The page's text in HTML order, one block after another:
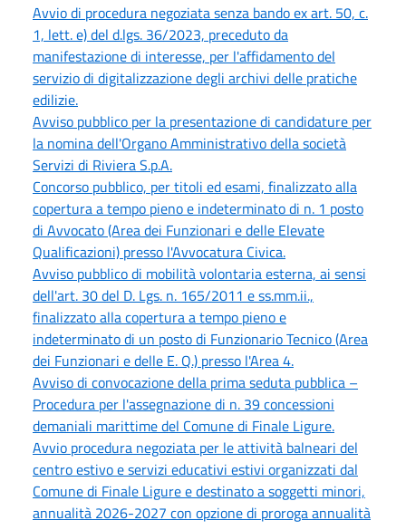
Avvio di procedura negoziata senza bando ex art. 50, c.
1, lett. e) del d.lgs. 36/2023, preceduto da
manifestazione di interesse, per l'affidamento del
servizio di digitalizzazione degli archivi delle pratiche
edilizie.
Avviso pubblico per la presentazione di candidature per
la nomina dell'Organo Amministrativo della società
Servizi di Riviera S.p.A.
Concorso pubblico, per titoli ed esami, finalizzato alla
copertura a tempo pieno e indeterminato di n. 1 posto
di Avvocato (Area dei Funzionari e delle Elevate
Qualificazioni) presso l'Avvocatura Civica.
Avviso pubblico di mobilità volontaria esterna, ai sensi
dell'art. 30 del D. Lgs. n. 165/2011 e ss.mm.ii.,
finalizzato alla copertura a tempo pieno e
indeterminato di un posto di Funzionario Tecnico (Area
dei Funzionari e delle E. Q.) presso l'Area 4.
Avviso di convocazione della prima seduta pubblica –
Procedura per l'assegnazione di n. 39 concessioni
demaniali marittime del Comune di Finale Ligure.
Avvio procedura negoziata per le attività balneari del
centro estivo e servizi educativi estivi organizzati dal
Comune di Finale Ligure e destinato a soggetti minori,
annualità 2026-2027 con opzione di proroga annualità